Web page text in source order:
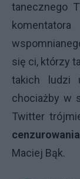
tanecznego
się ci, którzy
takich ludzi
chociażby w
Twitter
Maciej Bąk.